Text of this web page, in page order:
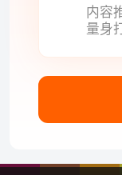
内容
量身